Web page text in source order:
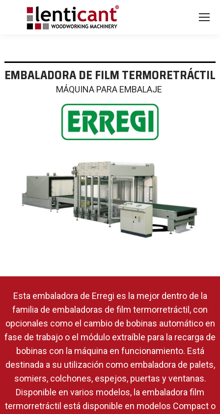
EMBALADORA DE FILM TERMORETRÁCTIL
MÁQUINA PARA EMBALAJE
Esta embaladora de Erregi es la mejor dentro de la
familia de embaladoras de film termorretráctil, con
opcionales como el cambio de bobinas automático en
fase de trabajo o el módulo extraíble para la recarga de
bobinas con la máquina en funcionamiento. Está
destinada a su utilización como embaladora de palets,
somiers, colchones, espejos, puertas y ventanas.
Disponible en varios modelos, la embaladora film
termorretráctil está disponible en modelos Compact o